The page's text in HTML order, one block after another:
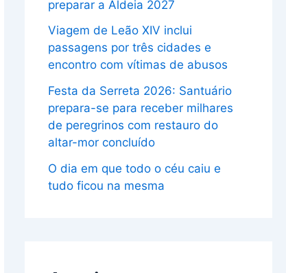
preparar a Aldeia 2027
Viagem de Leão XIV inclui
passagens por três cidades e
encontro com vítimas de abusos
Festa da Serreta 2026: Santuário
prepara-se para receber milhares
de peregrinos com restauro do
altar-mor concluído
O dia em que todo o céu caiu e
tudo ficou na mesma